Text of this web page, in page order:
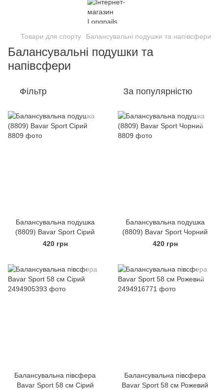
Товари для спорту Балансувальні подушки та напівсфери
Балансувальні подушки та
напівсфери
Фільтр За популярністю
Балансувальна подушка
(8809) Bavar Sport Сірий
420 грн
Балансувальна подушка
(8809) Bavar Sport Чорний
420 грн
Балансувальна півсфера
Bavar Sport 58 см Сірий
Балансувальна півсфера
Bavar Sport 58 см Рожевий